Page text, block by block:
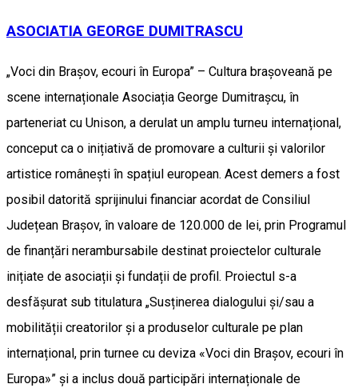
ASOCIATIA GEORGE DUMITRASCU
„Voci din Brașov, ecouri în Europa” – Cultura brașoveană pe
scene internaționale Asociația George Dumitrașcu, în
parteneriat cu Unison, a derulat un amplu turneu internațional,
conceput ca o inițiativă de promovare a culturii și valorilor
artistice românești în spațiul european. Acest demers a fost
posibil datorită sprijinului financiar acordat de Consiliul
Județean Brașov, în valoare de 120.000 de lei, prin Programul
de finanțări nerambursabile destinat proiectelor culturale
inițiate de asociații și fundații de profil. Proiectul s-a
desfășurat sub titulatura „Susținerea dialogului și/sau a
mobilității creatorilor și a produselor culturale pe plan
internațional, prin turnee cu deviza «Voci din Brașov, ecouri în
Europa»” și a inclus două participări internaționale de